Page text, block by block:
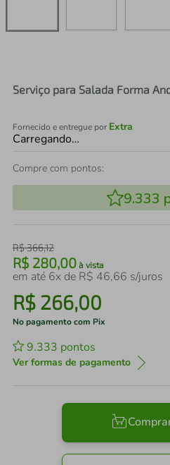
Serviço para Salada Forma
Fornecido e entregue por Extra
Carregando…
Compre com pontos:
9.333
R$366,12
R$ 280,00 à vista
em até 6x de R$ 46,66 s/juros
R$ 266,00
No pagamento com Pix
9.333 pontos
Ver formas de pagamento